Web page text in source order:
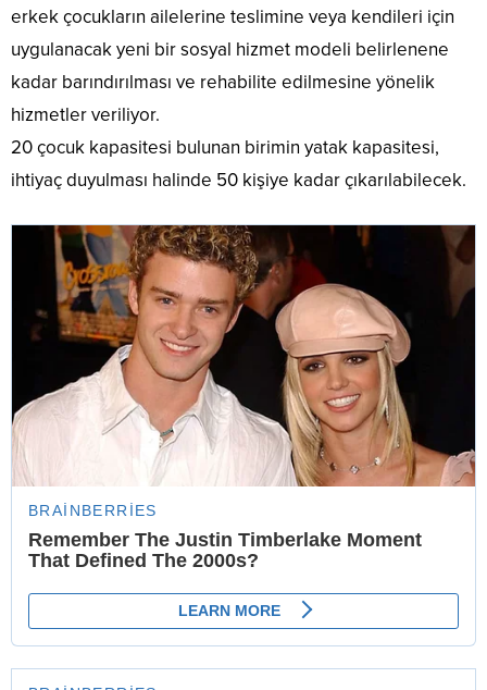
erkek çocukların ailelerine teslimine veya kendileri için
uygulanacak yeni bir sosyal hizmet modeli belirlenene
kadar barındırılması ve rehabilite edilmesine yönelik
hizmetler veriliyor.
20 çocuk kapasitesi bulunan birimin yatak kapasitesi,
ihtiyaç duyulması halinde 50 kişiye kadar çıkarılabilecek.